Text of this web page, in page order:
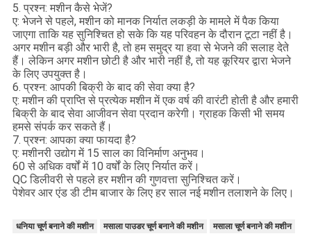
5. प्रश्न: मशीन कैसे भेजें?
ए: भेजने से पहले, मशीन को मानक निर्यात लकड़ी के मामले में पैक किया
जाएगा ताकि यह सुनिश्चित हो सके कि यह परिवहन के दौरान टूटा नहीं है।
अगर मशीन बड़ी और भारी है, तो हम समुद्र या हवा से भेजने की सलाह देते
हैं। लेकिन अगर मशीन छोटी है और भारी नहीं है, तो यह कूरियर द्वारा भेजने
के लिए उपयुक्त है।
6. प्रश्न: आपकी बिक्री के बाद की सेवा क्या है?
ए: मशीन की प्राप्ति से प्रत्येक मशीन में एक वर्ष की वारंटी होती है और हमारी
बिक्री के बाद सेवा आजीवन सेवा प्रदान करेगी। ग्राहक किसी भी समय
हमसे संपर्क कर सकते हैं।
7. प्रश्न: आपका क्या फायदा है?
ए: मशीनरी उद्योग में 15 साल का विनिर्माण अनुभव।
60 से अधिक वर्षों में 10 वर्षों के लिए निर्यात करें।
QC डिलीवरी से पहले हर मशीन की गुणवत्ता सुनिश्चित करें।
पेशेवर आर एंड डी टीम बाजार के लिए हर साल नई मशीन तलाशने के लिए।
धनिया चूर्ण बनाने की मशीन मसाला पाउडर चूर्ण बनाने की मशीन मसाला चूर्ण बनाने की मशीन